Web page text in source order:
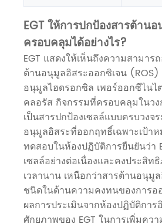
EGT ให้การปกป้องสารต้าน
ครอบคลุมได้อย่างไร?
EGT แสดงให้เห็นถึงความสามาร
ต้านอนุมูลอิสระออกซิเจน
อนุมูลไฮดรอกซิล เพอร์ออกซีไนไ
คลอรัส กิจกรรมที่ครอบคลุมในวง
เป็นสารปกป้องเซลล์แบบครบวงจ
อนุมูลอิสระที่ออกฤทธิ์เฉพาะเป้าห
ทดสอบในห้องปฏิบัติการยืนยันว่า
เซลล์อย่างต่อเนื่องและคงประสิท
เวลานาน เหนือกว่าสารต้านอนุมู
ชนิดในด้านความคงทนของการอ
ผลการประเมินจากห้องปฏิบัติการ
ศักยภาพของ EGT ในการเพิ่มคว